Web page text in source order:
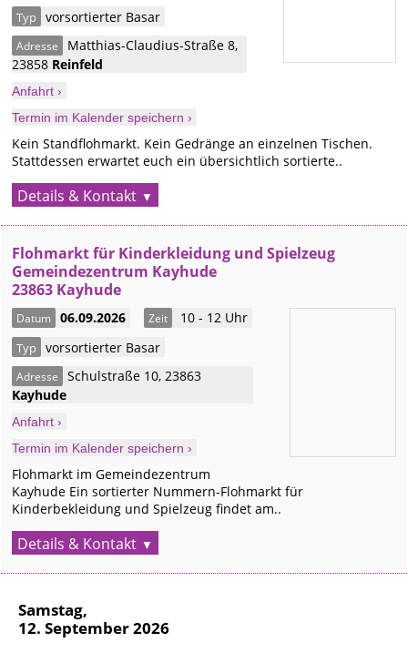
Typ vorsortierter Basar
Adresse Matthias-Claudius-Straße 8,
23858 Reinfeld
Anfahrt ›
Termin im Kalender speichern ›
Kein Standflohmarkt. Kein Gedränge an einzelnen Tischen.
Stattdessen erwartet euch ein übersichtlich sortierte..
Details & Kontakt
Flohmarkt für Kinderkleidung und Spielzeug
Gemeindezentrum Kayhude
23863 Kayhude
Datum 06.09.2026 Zeit 10 - 12 Uhr
Typ vorsortierter Basar
Adresse Schulstraße 10,23863
Kayhude
Anfahrt ›
Termin im Kalender speichern ›
Flohmarkt im Gemeindezentrum
Kayhude Ein sortierter Nummern-Flohmarkt für
Kinderbekleidung und Spielzeug findet am..
Details & Kontakt
Samstag,
12. September 2026